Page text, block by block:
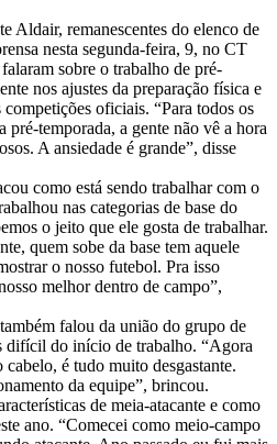
Aldair, remanescentes do elenco de
nesta segunda-feira, 9, no CT
sobre o trabalho de pré-
nos ajustes da preparação física e
oficiais. “Para todos os
pré-temporada, a gente não vê a hora
A ansiedade é grande”, disse
como está sendo trabalhar com o
nas categorias de base do
o jeito que ele gosta de trabalhar.
quem sobe da base tem aquele
o nosso futebol. Pra isso
melhor dentro de campo”,
falou da união do grupo de
difícil do início de trabalho. “Agora
é tudo muito desgastante.
da equipe”, brincou.
de meia-atacante e como
ano. “Comecei como meio-campo